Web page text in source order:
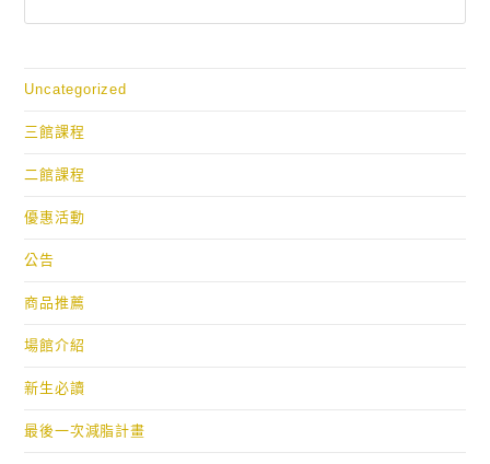
Uncategorized
三館課程
二館課程
優惠活動
公告
商品推薦
場館介紹
新生必讀
最後一次減脂計畫